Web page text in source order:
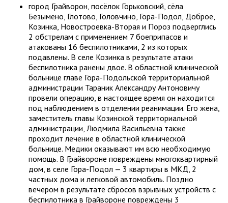
город Грайворон, посёлок Горьковский, сёла
Безымено, Глотово, Головчино, Гора-Подол, Доброе,
Козинка, Новостроевка-Вторая и Пороз подверглись
2 обстрелам с применением 7 боеприпасов и
атакованы 16 беспилотниками, 2 из которых
подавлены. В селе Козинка в результате атаки
беспилотника ранены двое. В областной клинической
больнице главе Гора-Подольской территориальной
администрации Тараник Александру Антоновичу
провели операцию, в настоящее время он находится
под наблюдением в отделении реанимации. Его жена,
заместитель главы Козинской территориальной
администрации, Людмила Васильевна также
проходит лечение в областной клинической
больнице. Медики оказывают им всю необходимую
помощь. В Грайвороне повреждены многоквартирный
дом, в селе Гора-Подол — 3 квартиры в МКД, 2
частных дома и легковой автомобиль. Поздно
вечером в результате сбросов взрывных устройств с
беспилотника в Грайвороне повреждены 3